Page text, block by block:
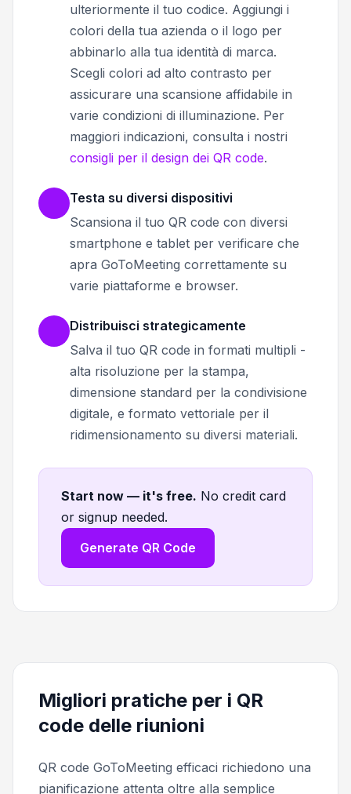
ulteriormente il tuo codice. Aggiungi i
colori della tua azienda o il logo per
abbinarlo alla tua identità di marca.
Scegli colori ad alto contrasto per
assicurare una scansione affidabile in
varie condizioni di illuminazione. Per
maggiori indicazioni, consulta i nostri
consigli per il design dei QR code.
Testa su diversi dispositivi
Scansiona il tuo QR code con diversi
smartphone e tablet per verificare che
apra GoToMeeting correttamente su
varie piattaforme e browser.
Distribuisci strategicamente
Salva il tuo QR code in formati multipli -
alta risoluzione per la stampa,
dimensione standard per la condivisione
digitale, e formato vettoriale per il
ridimensionamento su diversi materiali.
Start now — it's free. No credit card
or signup needed.
Generate QR Code
Migliori pratiche per i QR
code delle riunioni
QR code GoToMeeting efficaci richiedono una
pianificazione attenta oltre alla semplice